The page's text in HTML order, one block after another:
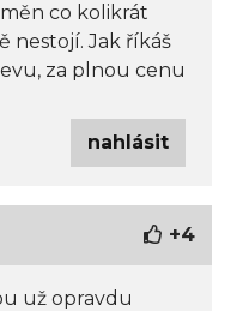
co kolikrát
nestojí. Jak říkáš
za plnou cenu
nahlásit
+4
už opravdu